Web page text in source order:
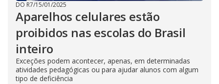
DO R7/15/01/2025
Aparelhos celulares estão
proibidos nas escolas do Brasil
inteiro
Exceções podem acontecer, apenas, em determinadas
atividades pedagógicas ou para ajudar alunos com algum
tipo de deficiência